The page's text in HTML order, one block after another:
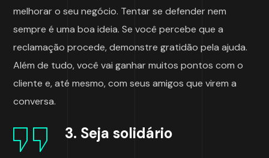
melhorar o seu negócio. Tentar se defender nem
sempre é uma boa ideia. Se você percebe que a
reclamação procede, demonstre gratidão pela ajuda.
Além de tudo, você vai ganhar muitos pontos com o
cliente e, até mesmo, com seus amigos que virem a
conversa.
3. Seja solidário